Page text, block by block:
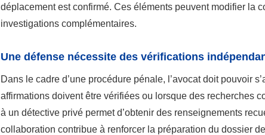
déplacement est confirmé. Ces éléments peuvent modifier la
investigations complémentaires.
Une défense nécessite des vérifications
Dans le cadre d’une procédure pénale, l’avocat doit pouvoir
affirmations doivent être vérifiées ou lorsque des recherches
à un détective privé permet d’obtenir des renseignements
collaboration contribue à renforcer la préparation du dossier